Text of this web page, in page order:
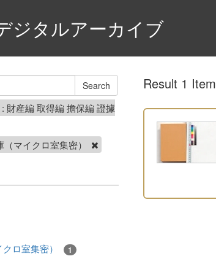
ジタルアーカイブ
財産編 取得編 擔保編 證據
マイクロ室集密）
ロ室集密） 1
Result 1 Item